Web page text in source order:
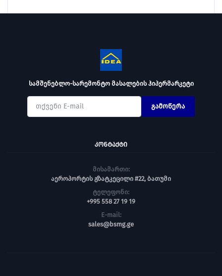
სამშენებლო-სარემონტო მასალების ჰიპერმარკეტი
გამოწერა
ᲙᲝᲜᲢᲐᲥᲢᲘ
მისამართი:
აეროპორტის გზატკეცილი #22, ბათუმი
ტელეფონი:
+995 558 27 19 19
E-mail:
sales@bsmg.ge